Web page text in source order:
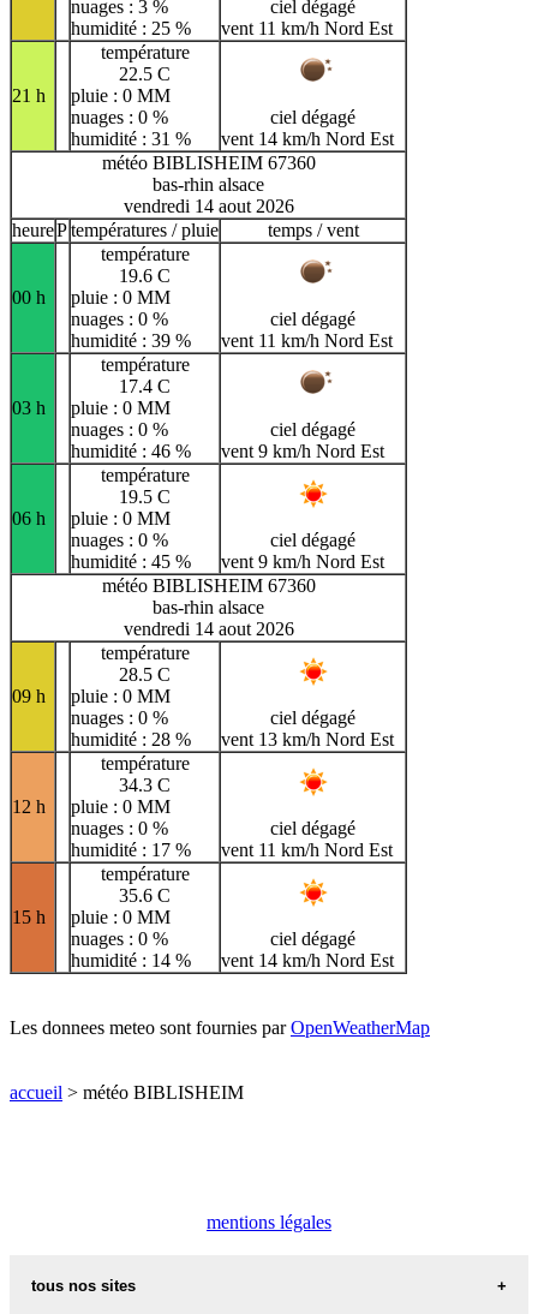
nuages : 3 %
humidité : 25 %
ciel dégagé
vent 11 km/h Nord Est
21 h
température
22.5 C
pluie : 0 MM
nuages : 0 %
humidité : 31 %
ciel dégagé
vent 14 km/h Nord Est
météo BIBLISHEIM 67360
bas-rhin alsace
vendredi 14 aout 2026
heurePtempératures / pluie temps / vent
00 h
température
19.6 C
pluie : 0 MM
nuages : 0 %
humidité : 39 %
ciel dégagé
vent 11 km/h Nord Est
03 h
température
17.4 C
pluie : 0 MM
nuages : 0 %
humidité : 46 %
ciel dégagé
vent 9 km/h Nord Est
06 h
température
19.5 C
pluie : 0 MM
nuages : 0 %
humidité : 45 %
ciel dégagé
vent 9 km/h Nord Est
météo BIBLISHEIM 67360
bas-rhin alsace
vendredi 14 aout 2026
09 h
température
28.5 C
pluie : 0 MM
nuages : 0 %
humidité : 28 %
ciel dégagé
vent 13 km/h Nord Est
12 h
température
34.3 C
pluie : 0 MM
nuages : 0 %
humidité : 17 %
ciel dégagé
vent 11 km/h Nord Est
15 h
température
35.6 C
pluie : 0 MM
nuages : 0 %
humidité : 14 %
ciel dégagé
vent 14 km/h Nord Est
Les donnees meteo sont fournies parOpenWeatherMap
accueil > météo BIBLISHEIM
mentions légales
tous nos sites